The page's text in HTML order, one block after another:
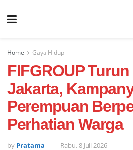
Home Gaya Hidup
FIFGROUP
Jakarta,
Perempuan
Perhatian Warga
by Pratama Rabu, 8 Juli 2026